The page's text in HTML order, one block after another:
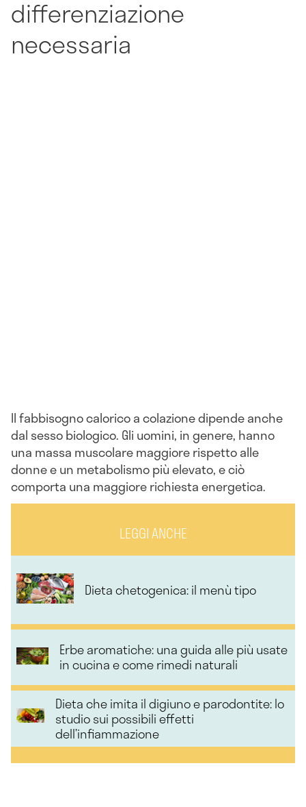
differenziazione
necessaria
Il fabbisogno calorico a colazione dipende anche
dal sesso biologico. Gli uomini, in genere, hanno
una massa muscolare maggiore rispetto alle
donne e un metabolismo più elevato, e ciò
comporta una maggiore richiesta energetica.
LEGGI ANCHE
Dieta chetogenica: il menù tipo
Erbe aromatiche: una guida alle più usate
in cucina e come rimedi naturali
Dieta che imita il digiuno e parodontite: lo
studio sui possibili effetti
dell’infiammazione